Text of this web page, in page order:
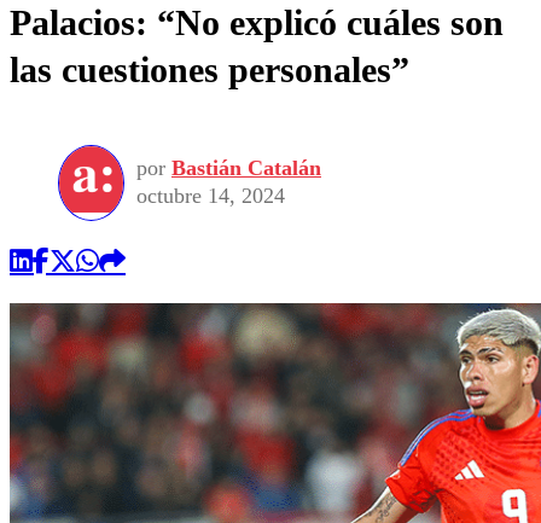
Palacios: “No explicó cuáles son
las cuestiones personales”
por Bastián Catalán
octubre 14, 2024